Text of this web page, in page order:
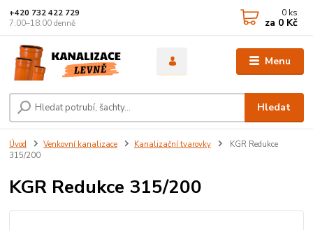
Menu
Hledat
+420 732 422 729
7:00–18:00 denně
0 ks
za 0 Kč
Úvod Venkovní kanalizace Kanalizační tvarovky
KGR Redukce
315/200
KGR Redukce 315/200